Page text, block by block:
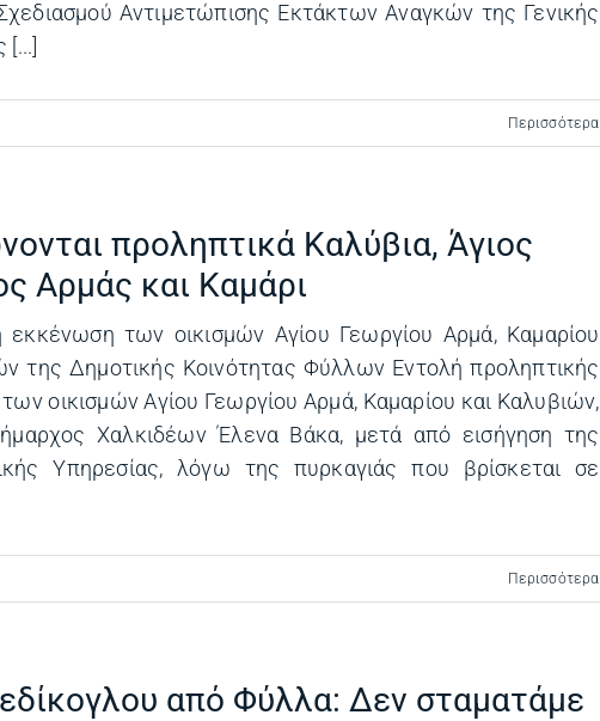
Αντιμετώπισης Εκτάκτων Αναγκών της Γενικής
[...]
Περισσότερα
προληπτικά Καλύβια, Άγιος
Αρμάς και Καμάρι
εκκένωση των οικισμών Αγίου Γεωργίου Αρμά, Καμαρίου
της Δημοτικής Κοινότητας Φύλλων Εντολή προληπτικής
οικισμών Αγίου Γεωργίου Αρμά, Καμαρίου και Καλυβιών,
Χαλκιδέων Έλενα Βάκα, μετά από εισήγηση της
Υπηρεσίας, λόγω της πυρκαγιάς που βρίσκεται σε
Περισσότερα
από Φύλλα: Δεν σταματάμε